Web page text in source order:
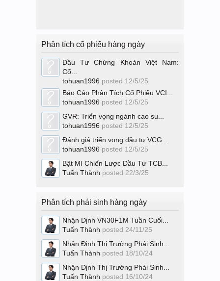
Phân tích cổ phiếu hàng ngày
Đầu Tư Chứng Khoán Việt Nam:
Cổ...
tohuan1996 posted 12/5/25
Báo Cáo Phân Tích Cổ Phiếu VCI...
tohuan1996 posted 12/5/25
GVR: Triển vọng ngành cao su...
tohuan1996 posted 12/5/25
Đánh giá triển vọng đầu tư VCG...
tohuan1996 posted 12/5/25
Bật Mí Chiến Lược Đầu Tư TCB...
Tuấn Thành posted 22/3/25
Phân tích phái sinh hàng ngày
Nhận Định VN30F1M Tuần Cuối...
Tuấn Thành posted 24/11/25
Nhận Định Thị Trường Phái Sinh...
Tuấn Thành posted 18/10/24
Nhận Định Thị Trường Phái Sinh...
Tuấn Thành posted 16/10/24